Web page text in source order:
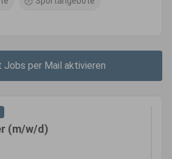
per Mail aktivieren
(m/w/d)